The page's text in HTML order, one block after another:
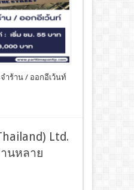
ำร้าน / ออกอีเว้นท์
Ltd.
นหลาย